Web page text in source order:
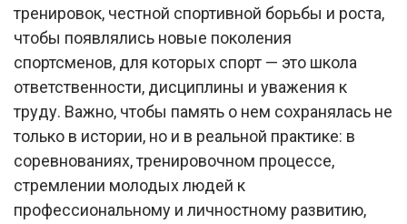
тренировок, честной спортивной борьбы и роста,
чтобы появлялись новые поколения
спортсменов, для которых спорт — это школа
ответственности, дисциплины и уважения к
труду. Важно, чтобы память о нем сохранялась не
только в истории, но и в реальной практике: в
соревнованиях, тренировочном процессе,
стремлении молодых людей к
профессиональному и личностному развитию,